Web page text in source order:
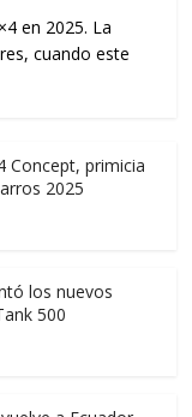
en 2025. La
cuando este
Concept, primicia
2025
los nuevos
500